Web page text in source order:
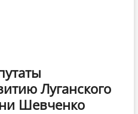
Луганского
Шевченко